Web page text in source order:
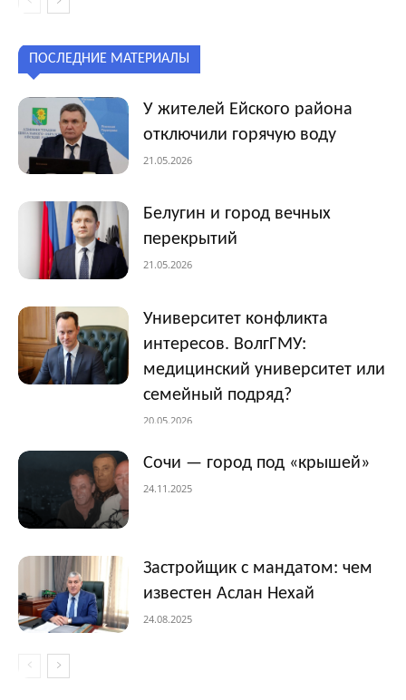
ПОСЛЕДНИЕ МАТЕРИАЛЫ
У жителей Ейского района
отключили горячую воду
21.05.2026
Белугин и город вечных
перекрытий
21.05.2026
Университет конфликта
интересов. ВолгГМУ:
медицинский университет или
семейный подряд?
20.05.2026
Сочи — город под «крышей»
24.11.2025
Застройщик с мандатом: чем
известен Аслан Нехай
24.08.2025